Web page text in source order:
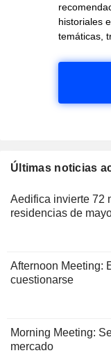
historiales
temáticas,
Últimas noticias
Aedifica invierte 72
residencias de
Afternoon Meeting:
cuestionarse
Morning Meeting:
mercado